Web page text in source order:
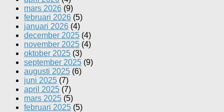
mars 2026 (9)
februari 2026 (5)
januari 2026 (4)
december 2025 (4)
november 2025 (4)
oktober 2025 (3)
september 2025 (9)
augusti 2025 (6)
juni 2025 (7)
april 2025 (7)
mars 2025 (5)
februari 2025 (5)